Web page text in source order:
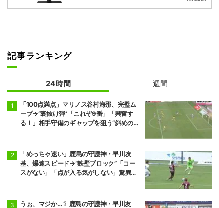
記事ランキング
24時間 週間
「100点満点」マリノス谷村海那、完璧ム
ーブ→“裏抜け弾”「これぞ9番」「興奮す
る！」相手守備のギャップを狙う”斜めの抜
「めっちゃ速い」鹿島の守護神・早川友
基、爆速スピード→“鉄壁ブロック”「コー
スがない」「点が入る気がしない」驚異の
うぉ、マジか…？ 鹿島の守護神・早川友